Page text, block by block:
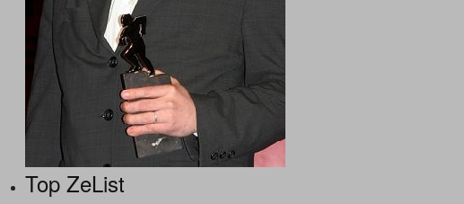
Top ZeList